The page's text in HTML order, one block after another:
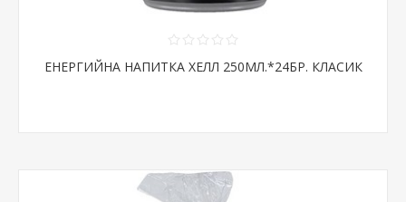
ЕНЕРГИЙНА НАПИТКА ХЕЛЛ 250МЛ.*24БР. КЛАСИК